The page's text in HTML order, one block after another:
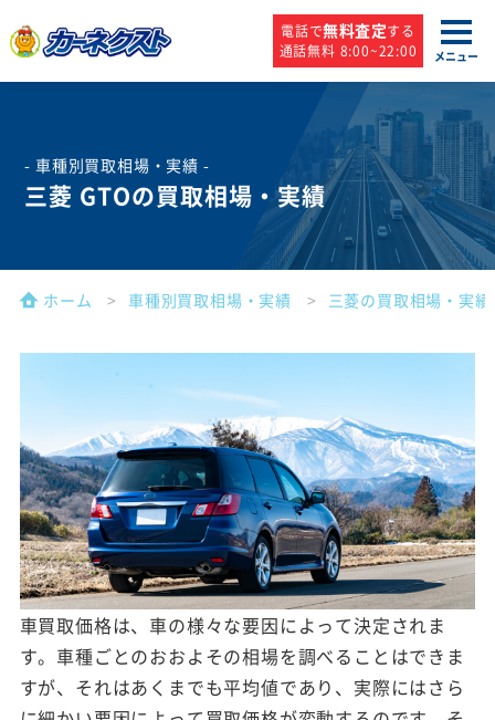
電話で無料査定する
通話無料 8:00~22:00
メニュー
- 車種別買取相場・実績 -
三菱 GTOの買取相場・実績
ホーム 車種別買取相場・実績 三菱の買取相場・実績
車買取価格は、車の様々な要因によって決定されま
す。車種ごとのおおよその相場を調べることはできま
すが、それはあくまでも平均値であり、実際にはさら